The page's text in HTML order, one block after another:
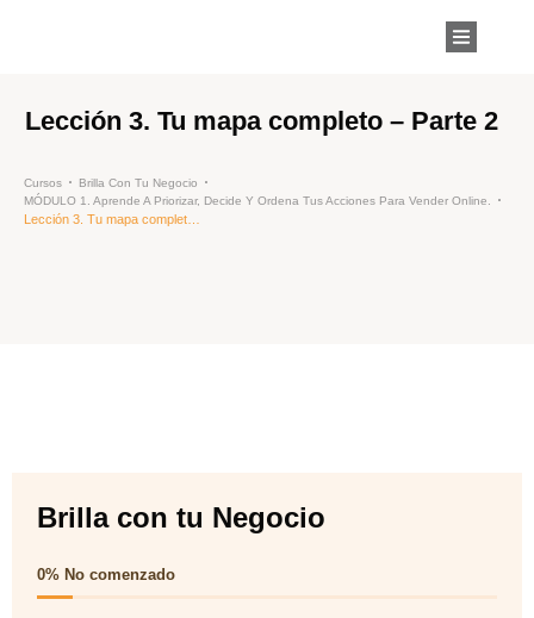
Lección 3. Tu mapa completo – Parte 2
Cursos
Brilla Con Tu Negocio
MÓDULO 1. Aprende A Priorizar, Decide Y Ordena Tus Acciones Para Vender Online.
Brilla con tu Negocio
0% No comenzado